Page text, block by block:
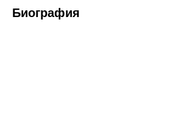
Биография